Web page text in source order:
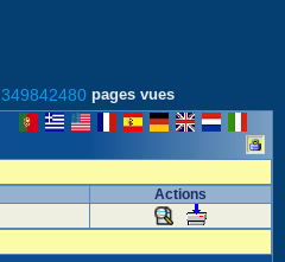
349842480 pages vues
Actions